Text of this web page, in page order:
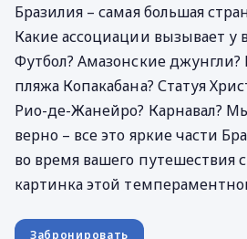
Бразилия – самая большая
Какие ассоциации вызывает у
Футбол? Амазонские
пляжа Копакабана? Статуя
Рио-де-Жанейро? Карнавал?
верно – все это яркие части
во время вашего путешествия
картинка этой
Забронировать